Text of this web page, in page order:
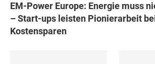
EM-Power Europe: Energie muss
– Start-ups leisten Pionierarbeit
Kostensparen